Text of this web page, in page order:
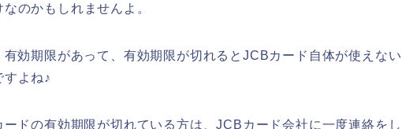
のかもしれませんよ。
効期限があって、有効期限が切れるとJCBカード自体が使えない
すよね♪
ドの有効期限が切れている方は、JCBカード会社に一度連絡をし